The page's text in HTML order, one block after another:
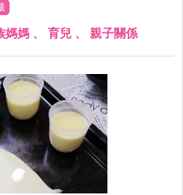
媽媽 、 育兒 、 親子關係